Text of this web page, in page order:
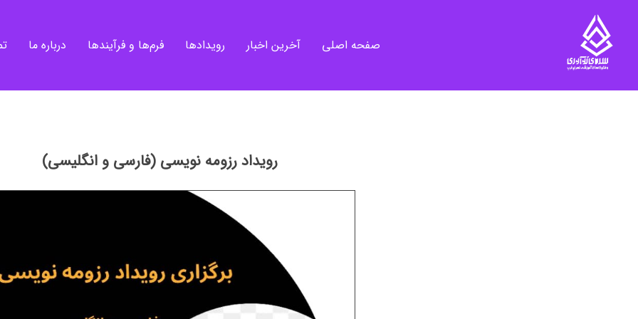
صفحه اصلی آخرین اخبار رویدادها فرم‌ها و فرآیندها درباره ما
رویداد رزومه نویسی (فارسی و انگلیسی)